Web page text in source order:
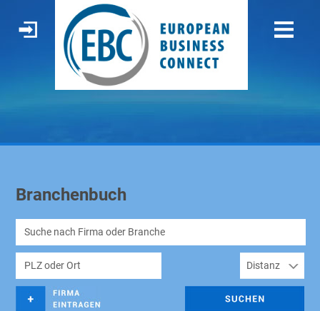
Branchenbuch